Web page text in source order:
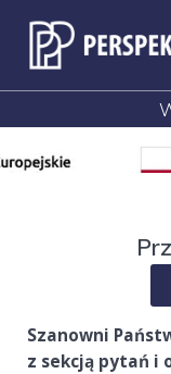
Szanowni
z sekcją pytań i